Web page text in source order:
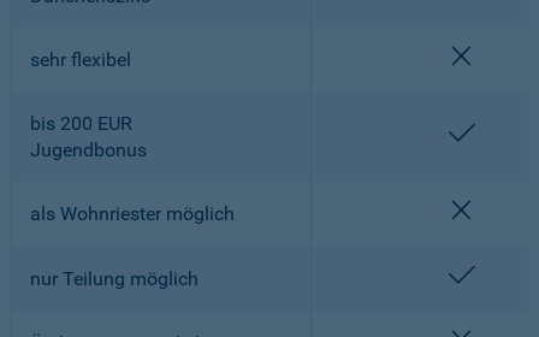
sehr flexibel
bis 200 EUR
Jugendbonus
als Wohnriester möglich
nur Teilung möglich